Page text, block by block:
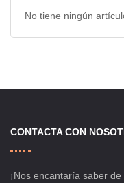
No tiene ningún
CONTACTA CON
¡Nos encantaría saber